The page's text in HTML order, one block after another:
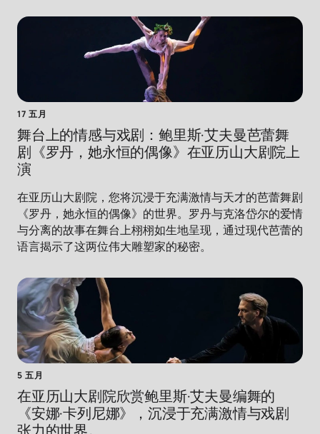
17 五月
舞台上的情感与戏剧：鲍里斯·艾夫曼芭蕾舞
剧《罗丹，她永恒的偶像》在亚历山大剧院上
演
在亚历山大剧院，您将沉浸于充满激情与天才的芭蕾舞剧
《罗丹，她永恒的偶像》的世界。罗丹与克洛岱尔的爱情
与分离的故事在舞台上栩栩如生地呈现，通过现代芭蕾的
语言揭示了这两位伟大雕塑家的秘密。
5 五月
在亚历山大剧院欣赏鲍里斯·艾夫曼编舞的
《安娜·卡列尼娜》，沉浸于充满激情与戏剧
张力的世界。